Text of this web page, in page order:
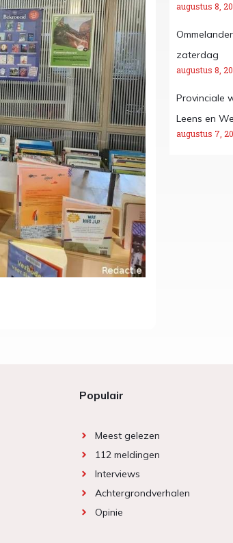
augustus 8,
zaterdag
augustus 8,
Provinciale
Leens en
augustus 7,
Populair
Meest gelezen
112 meldingen
Interviews
Achtergrondverhalen
Opinie